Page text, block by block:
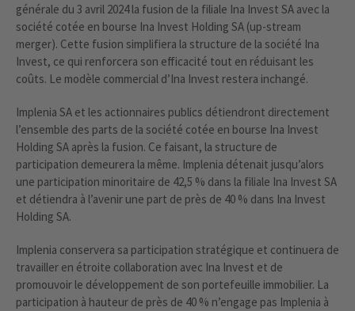
générale du 3 avril 2024 la fusion de la filiale Ina Invest SA avec la
société cotée en bourse Ina Invest Holding SA (up-stream
merger). Cette fusion simplifiera la structure de la société Ina
Invest, ce qui renforcera son efficacité tout en réduisant les
coûts. Le modèle commercial d’Ina Invest restera inchangé.
Implenia SA et les actionnaires publics détiendront directement
l’ensemble des parts de la société cotée en bourse Ina Invest
Holding SA après la fusion. Ce faisant, la structure de
participation demeurera la même. Implenia détenait jusqu’alors
une participation minoritaire de 42,5 % dans la filiale Ina Invest SA
et détiendra à l’avenir une part de près de 40 % dans Ina Invest
Holding SA.
Implenia conservera sa participation stratégique et continuera de
travailler en étroite collaboration avec Ina Invest et de
promouvoir le développement de son portefeuille immobilier. La
participation à hauteur de près de 40 % n’engage pas Implenia à